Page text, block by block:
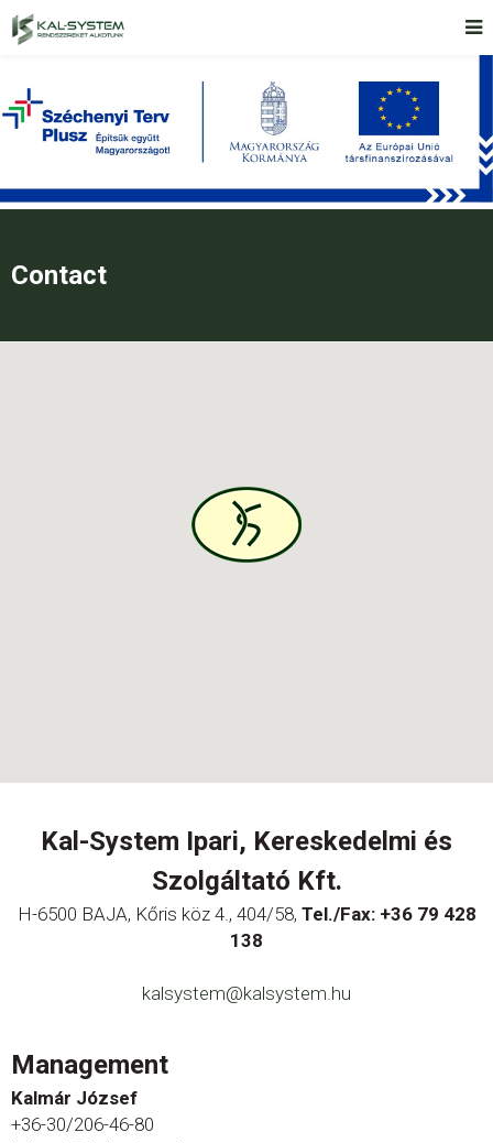
Contact
Kal-System Ipari, Kereskedelmi és
Szolgáltató Kft.
H-6500 BAJA, Kőris köz 4., 404/58, Tel./Fax: +36 79 428
138
kalsystem@kalsystem.hu
Management
Kalmár József
+36-30/206-46-80